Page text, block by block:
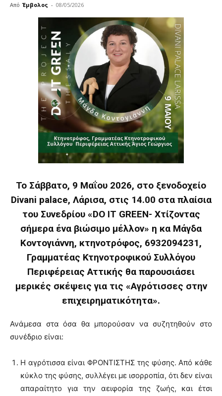
Από Έμβολος - 08/05/2026
Το Σάββατο, 9 Μαΐου 2026, στο ξενοδοχείο
Divani palace, Λάρισα, στις 14.00 στα πλαίσια
του Συνεδρίου «DO IT GREEN- Χτίζοντας
σήμερα ένα βιώσιμο μέλλον» η κα Μάγδα
Κοντογιάννη, κτηνοτρόφος, 6932094231,
Γραμματέας Κτηνοτροφικού Συλλόγου
Περιφέρειας Αττικής θα παρουσιάσει
μερικές σκέψεις για τις «Αγρότισσες στην
επιχειρηματικότητα».
Ανάμεσα στα όσα θα μπορούσαν να συζητηθούν στο
συνέδριο είναι:
Η αγρότισσα είναι ΦΡΟΝΤΙΣΤΗΣ της φύσης. Από κάθε
κύκλο της φύσης, συλλέγει με ισορροπία, ότι δεν είναι
απαραίτητο για την αειφορία της ζωής, και έτσι